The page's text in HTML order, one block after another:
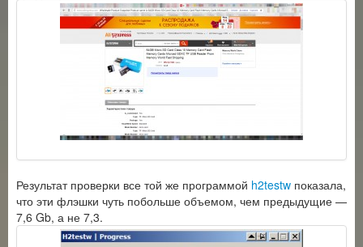
Результат проверки все той же программой h2testw показала,
что эти флэшки чуть побольше объемом, чем предыдущие —
7,6 Gb, а не 7,3.